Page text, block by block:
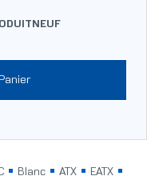
Blanc ATX
EATX